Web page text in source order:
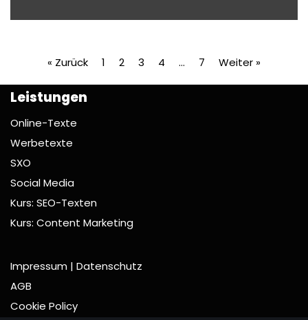
« Zurück 1 2 3 4 … 7 Weiter »
Leistungen
Online-Texte
Werbetexte
SXO
Social Media
Kurs: SEO-Texten
Kurs: Content Marketing
Impressum | Datenschutz
AGB
Cookie Policy